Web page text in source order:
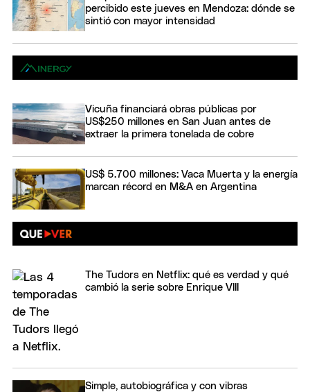
percibido este jueves en Mendoza: dónde se
sintió con mayor intensidad
Vicuña financiará obras públicas por
US$250 millones en San Juan antes de
extraer la primera tonelada de cobre
US$ 5.700 millones: Vaca Muerta y la energía
marcan récord en M&A en Argentina
The Tudors en Netflix: qué es verdad y qué
cambió la serie sobre Enrique VIII
Simple, autobiográfica y con vibras